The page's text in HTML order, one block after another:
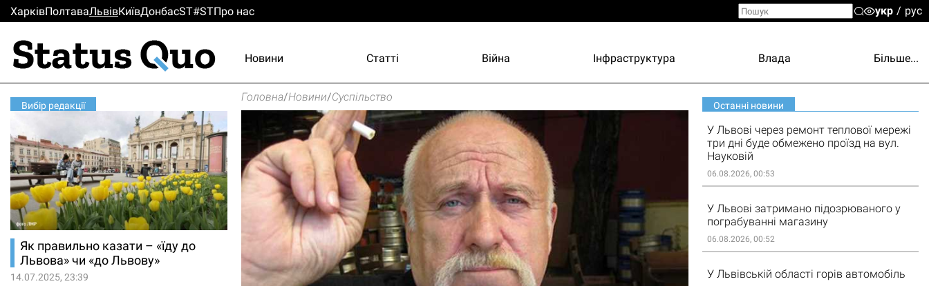
ХарківПолтаваЛьвiвКиïвДонбасST#STПро нас укр рус
Новини Статті Війна Інфраструктура Влада Більше...
Вибір редакції
Як правильно казати – «їду до
Львова» чи «до Львову»
14.07.2025, 23:39
Головна/Новини/Суспільство
Останні новини
У Львові через ремонт теплової мережі
три дні буде обмежено проїзд на вул.
Науковій
06.08.2026, 00:53
У Львові затримано підозрюваного у
пограбуванні магазину
06.08.2026, 00:52
У Львівській області горів автомобіль